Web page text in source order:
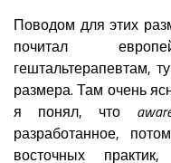
Поводом для этих
почитал
гештальтерапевтам,
размера. Там очень
я понял, что
разработанное,
восточных